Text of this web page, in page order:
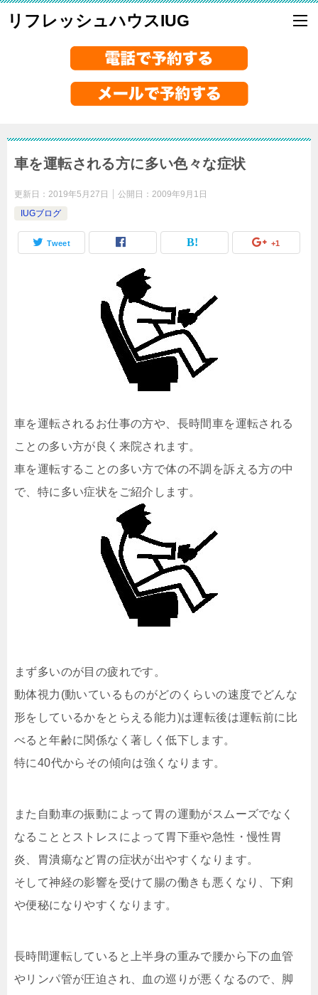
リフレッシュハウスIUG
車を運転される方に多い色々な症状
更新日： 2019年5月27日 公開日： 2009年9月1日
IUGブログ
Tweet +1
車を運転されるお仕事の方や、長時間車を運転される
ことの多い方が良く来院されます。
車を運転することの多い方で体の不調を訴える方の中
で、特に多い症状をご紹介します。
まず多いのが目の疲れです。
動体視力(動いているものがどのくらいの速度でどんな
形をしているかをとらえる能力)は運転後は運転前に比
べると年齢に関係なく著しく低下します。
特に40代からその傾向は強くなります。
また自動車の振動によって胃の運動がスムーズでなく
なることとストレスによって胃下垂や急性・慢性胃
炎、胃潰瘍など胃の症状が出やすくなります。
そして神経の影響を受けて腸の働きも悪くなり、下痢
や便秘になりやすくなります。
長時間運転していると上半身の重みで腰から下の血管
やリンパ管が圧迫され、血の巡りが悪くなるので、脚